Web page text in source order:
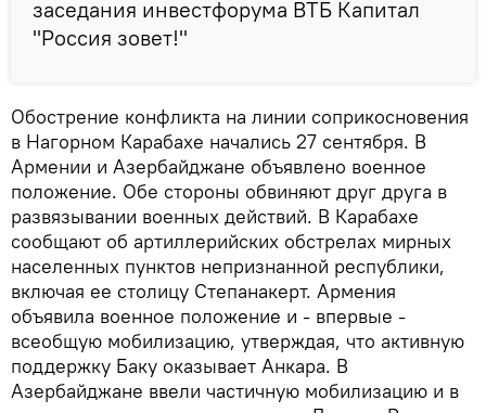
заседания инвестфорума ВТБ Капитал
"Россия зовет!"
Обострение конфликта на линии соприкосновения
в Нагорном Карабахе начались 27 сентября. В
Армении и Азербайджане объявлено военное
положение. Обе стороны обвиняют друг друга в
развязывании военных действий. В Карабахе
сообщают об артиллерийских обстрелах мирных
населенных пунктов непризнанной республики,
включая ее столицу Степанакерт. Армения
объявила военное положение и - впервые -
всеобщую мобилизацию, утверждая, что активную
поддержку Баку оказывает Анкара. В
Азербайджане ввели частичную мобилизацию и в